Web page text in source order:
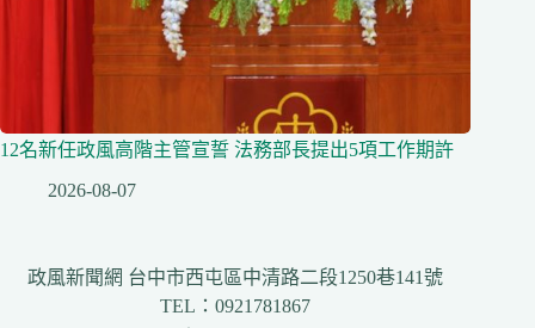
12名新任政風高階主管宣誓 法務部長提出5項工作期許
2026-08-07
政風新聞網 台中市西屯區中清路二段1250巷141號
TEL：0921781867